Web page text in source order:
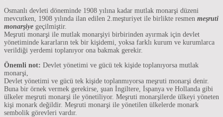
Osmanlı devleti döneminde 1908 yılına kadar mutlak monarşi düzeni
mevcutken, 1908 yılında ilan edilen 2.meşturiyet ile birlikte resmen meşruti
monarşiye geçilmiştir.
Meşruti monarşi ile mutlak monarşiyi birbirinden ayırmak için devlet
yönetiminde kararların tek bir kişidemi, yoksa farklı kurum ve kurumlarca
verildiği yerdemi toplanıyor ona bakmak gerekir.
Önemli not: Devlet yönetimi ve gücü tek kişide toplanıyorsa mutlak
monarşi,
Devlet yönetimi ve gücü tek kişide toplanmıyorsa meşruti monarşi denir.
Buna bir örnek vermek gerekirse, şuan İngiltere, İspanya ve Hollanda gibi
ülkeler meşruti monarşi ile yönetiliyor. Meşruti monarşilerde ülkeyi yöneten
kişi monark değildir. Meşruti monarşi ile yönetilen ülkelerde monark
sembolik görevleri vardır.